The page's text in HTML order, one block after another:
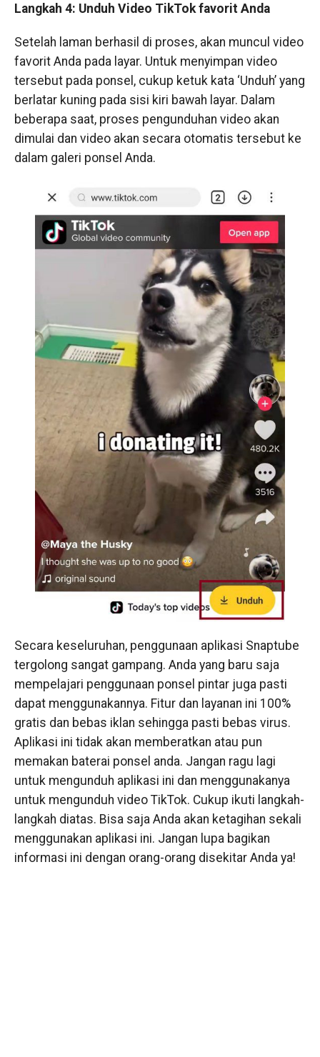
Langkah 4: Unduh Video TikTok favorit Anda
Setelah laman berhasil di proses, akan muncul video
favorit Anda pada layar. Untuk menyimpan video
tersebut pada ponsel, cukup ketuk kata ‘Unduh’ yang
berlatar kuning pada sisi kiri bawah layar. Dalam
beberapa saat, proses pengunduhan video akan
dimulai dan video akan secara otomatis tersebut ke
dalam galeri ponsel Anda.
Secara keseluruhan, penggunaan aplikasi Snaptube
tergolong sangat gampang. Anda yang baru saja
mempelajari penggunaan ponsel pintar juga pasti
dapat menggunakannya. Fitur dan layanan ini 100%
gratis dan bebas iklan sehingga pasti bebas virus.
Aplikasi ini tidak akan memberatkan atau pun
memakan baterai ponsel anda. Jangan ragu lagi
untuk mengunduh aplikasi ini dan menggunakanya
untuk mengunduh video TikTok. Cukup ikuti langkah-
langkah diatas. Bisa saja Anda akan ketagihan sekali
menggunakan aplikasi ini. Jangan lupa bagikan
informasi ini dengan orang-orang disekitar Anda ya!